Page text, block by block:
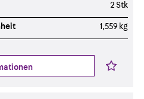
2 Stk
1,559 kg